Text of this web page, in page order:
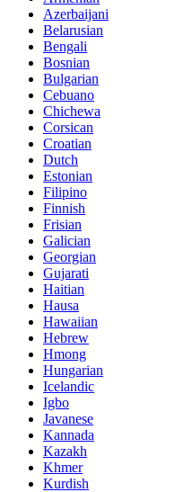
Azerbaijani
Belarusian
Bengali
Bosnian
Bulgarian
Cebuano
Chichewa
Corsican
Croatian
Dutch
Estonian
Filipino
Finnish
Frisian
Galician
Georgian
Gujarati
Haitian
Hausa
Hawaiian
Hebrew
Hmong
Hungarian
Icelandic
Igbo
Javanese
Kannada
Kazakh
Khmer
Kurdish